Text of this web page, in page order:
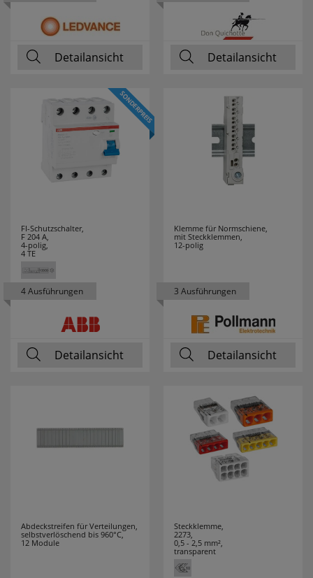
Detailansicht Detailansicht
FI-Schutzschalter,
F 204 A,
4-polig,
4 TE
4 Ausführungen
Detailansicht
Klemme für Normschiene,
mit Steckklemmen,
12-polig
3 Ausführungen
Detailansicht
Abdeckstreifen für Verteilungen,
selbstverlöschend bis 960°C,
12 Module
Steckklemme,
2273,
0,5 - 2,5 mm²,
transparent